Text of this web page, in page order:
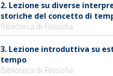
2. Lezione su diverse
storiche del concetto di
Biblioteca di Filosofia
3. Lezione introduttiva su
tempo
Biblioteca di Filosofia